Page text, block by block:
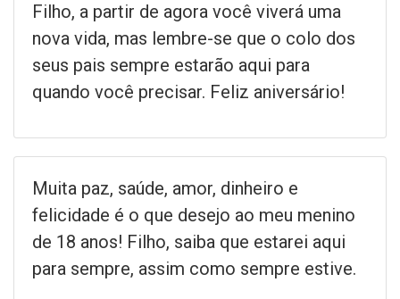
Filho, a partir de agora você viverá uma
nova vida, mas lembre-se que o colo dos
seus pais sempre estarão aqui para
quando você precisar. Feliz aniversário!
Muita paz, saúde, amor, dinheiro e
felicidade é o que desejo ao meu menino
de 18 anos! Filho, saiba que estarei aqui
para sempre, assim como sempre estive.